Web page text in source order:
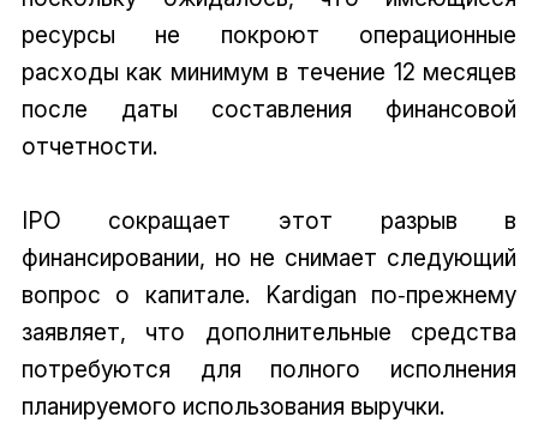
ресурсы не покроют операционные
расходы как минимум в течение 12 месяцев
после даты составления финансовой
отчетности.
IPO сокращает этот разрыв в
финансировании, но не снимает следующий
вопрос о капитале. Kardigan по‑прежнему
заявляет, что дополнительные средства
потребуются для полного исполнения
планируемого использования выручки.